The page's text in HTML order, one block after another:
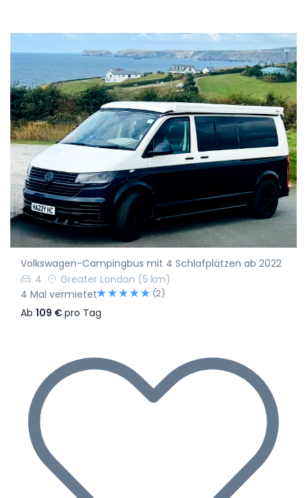
Volkswagen-Campingbus mit 4 Schlafplätzen ab 2022
4
Greater London (5 km)
4 Mal vermietet
(2)
Ab 109 €pro Tag